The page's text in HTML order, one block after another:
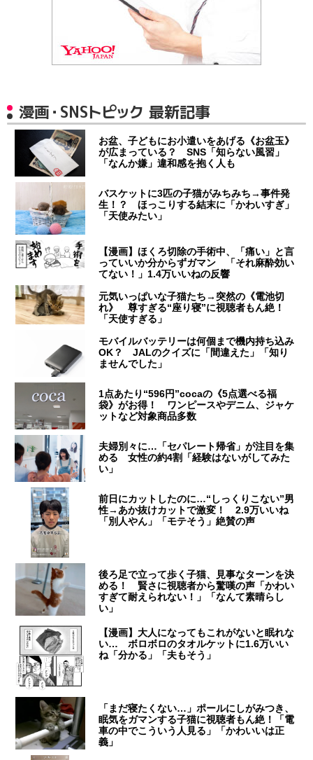
漫画・SNSトピック 最新記事
お盆、子どもにお小遣いをあげる《お盆玉》
が広まっている？ SNS「知らない風習」
「なんか嫌」違和感を抱く人も
バスケットに3匹の子猫がみちみち→事件発
生！？ ほっこりする結末に「かわいすぎ」
「天使みたい」
【漫画】ほくろ切除の手術中、「痛い」と言
っていいか分からずガマン 「それ麻酔効い
てない！」1.4万いいねの反響
元気いっぱいな子猫たち→突然の《電池切
れ》 尊すぎる“座り寝”に視聴者もん絶！
「天使すぎる」
モバイルバッテリーは何個まで機内持ち込み
OK？ JALのクイズに「間違えた」「知り
ませんでした」
1点あたり“596円”cocaの《5点選べる福
袋》がお得！ ワンピースやデニム、ジャケ
ットなど対象商品多数
夫婦別々に…「セパレート帰省」が注目を集
める 女性の約4割「経験はないがしてみた
い」
前日にカットしたのに…“しっくりこない”男
性→あか抜けカットで激変！ 2.9万いいね
「別人やん」「モテそう」絶賛の声
後ろ足で立って歩く子猫、見事なターンを決
める！ 賢さに視聴者から驚嘆の声「かわい
すぎて耐えられない！」「なんて素晴らし
い」
【漫画】大人になってもこれがないと眠れな
い… ボロボロのタオルケットに1.6万いい
ね「分かる」「夫もそう」
「まだ寝たくない…」ポールにしがみつき、
眠気をガマンする子猫に視聴者もん絶！「電
車の中でこういう人見る」「かわいいは正
義」